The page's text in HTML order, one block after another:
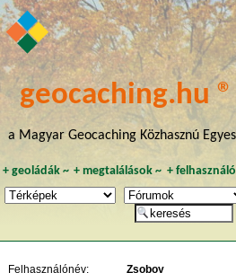
geocaching.hu ®
a Magyar Geocaching Közhasznú
+ geoládák~ +megtalálások ~ +
Felhasználónév:
Zsoboy